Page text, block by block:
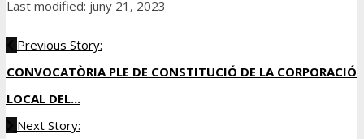
Last modified: juny 21, 2023
Previous Story:
CONVOCATÒRIA PLE DE CONSTITUCIÓ DE LA CORPORACIÓ
LOCAL DEL...
Next Story: